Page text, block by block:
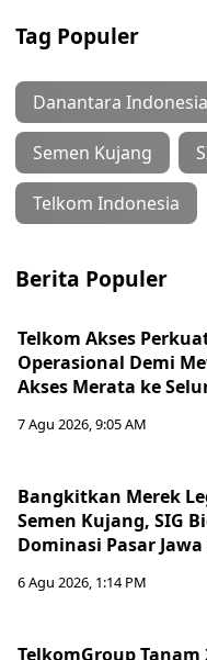
Tag Populer
Danantara Indonesia
Semen Kujang
Telkom Indonesia
Berita Populer
Telkom Akses
Operasional Demi
Akses Merata ke
7 Agu 2026, 9:05 AM
Bangkitkan Merek
Semen Kujang, SIG
Dominasi Pasar
6 Agu 2026, 1:14 PM
TelkomGroup Tanam